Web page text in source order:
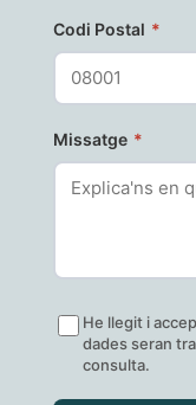
Codi Postal *
Missatge *
He llegit i
dades seran
consulta.